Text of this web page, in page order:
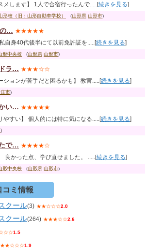
メします】 1人で合宿行ったんで.....[続きを見る]
校（旧：山形自動車学校） (山形県 山形市)
の… ★★★★★
自身40代後半にて以前免許証を.....[続きを見る]
形中央校 (山形県 山形市)
ラ… ★★★☆☆
ションが苦手だと困るかも】 教官.....[続きを見る]
市)
い… ★★★★★
やすい】 個人的には特に気になる.....[続きを見る]
)
で… ★★★★☆
良かった点、学び直せました。 .....[続きを見る]
形中央校 (山形県 山形市)
コミ情報
クール(3) ★★☆☆☆2.0
クール(264) ★★★☆☆2.6
1.5
★★☆☆☆1.9